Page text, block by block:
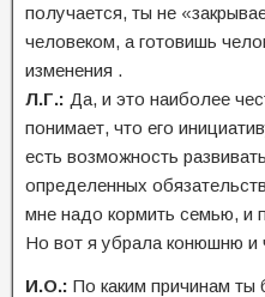
получается, ты не
человеком, а готовишь
изменения .
Л.Г.: Да, и это наиболее
понимает, что его
есть возможность
определенных
мне надо кормить семью, и
Но вот я убрала конюшню и
И.О.: По каким причинам ты